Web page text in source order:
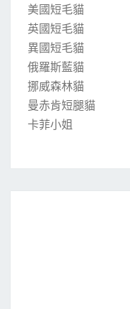
美國短毛貓
英國短毛貓
異國短毛貓
俄羅斯藍貓
挪威森林貓
曼赤肯短腿貓
卡菲小姐